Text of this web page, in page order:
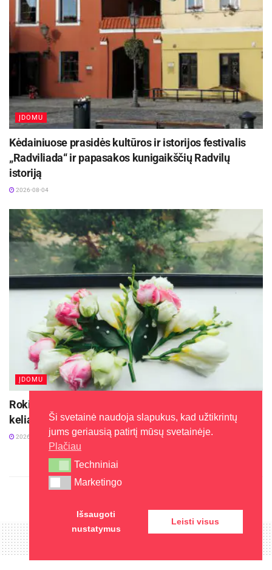
ĮDOMU
Kėdainiuose prasidės kultūros ir istorijos festivalis
„Radviliada“ ir papasakos kunigaikščių Radvilų
istoriją
2026-08-04
ĮDOMU
Rokiškyje gyvosios atminties eisena „Atminties
kelias“ Holokausto aukoms pagerbti
2026-08-04
Ši svetainė naudoja slapukus, kad užtikrintų
jums geriausią patirtį mūsų svetainėje.
Plačiau
Techniniai
Techniniai
Marketingo
Marketingo
Išsaugoti
nustatymus
Leisti visus